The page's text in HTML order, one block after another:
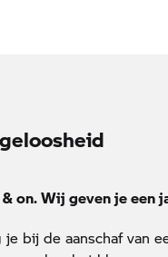
on. Wij geven je een
je bij de aanschaf van